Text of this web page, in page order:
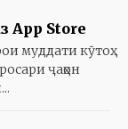
App Store
муддати кӯтоҳ
ҷаҳон